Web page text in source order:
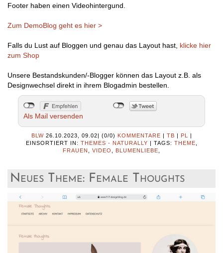
Footer haben einen Videohintergund.
Zum DemoBlog geht es hier >
Falls du Lust auf Bloggen und genau das Layout hast, klicke hier
zum Shop
Unsere Bestandskunden/-Blogger können das Layout z.B. als
Designwechsel direkt in ihrem Blogadmin bestellen.
Als Mail versenden
BLW 26.10.2023, 09.02| (0/0) KOMMENTARE | TB | PL
|
EINSORTIERT IN: THEMES - NATURALLY | TAGS: THEME
FRAUEN
VIDEO BLUMENLIEBE
Neues Theme: Female Thoughts